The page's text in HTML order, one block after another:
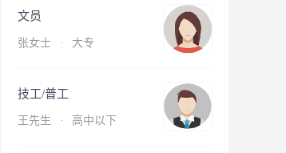
文员
张女士 · 大专
技工/普工
王先生 · 高中以下